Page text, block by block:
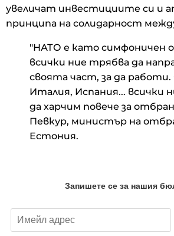
увеличат инвестициите си и
принципа на солидарност
"НАТО е като симфоничен
всички ние трябва да
своята част, за да
Италия, Испания... всички
да харчим повече за
Певкур, министър на
Естония.